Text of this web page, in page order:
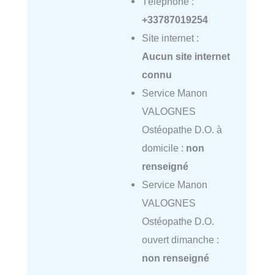
+33787019254
Site internet :
Aucun site internet
connu
Service Manon
VALOGNES
Ostéopathe D.O. à
domicile : non
renseigné
Service Manon
VALOGNES
Ostéopathe D.O.
ouvert dimanche :
non renseigné